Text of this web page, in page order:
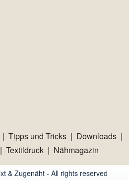
| Tipps und Tricks | Downloads |
| Textildruck| Nähmagazin
& Zugenäht - All rights reserved